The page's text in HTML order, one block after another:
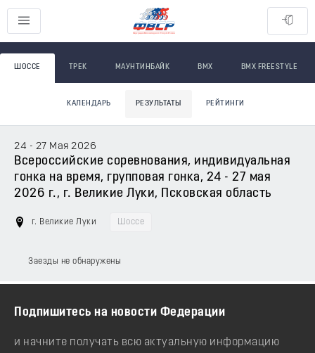
ШОССЕ ТРЕК МАУНТИНБАЙК BMX BMX FREESTYLE
КАЛЕНДАРЬ РЕЗУЛЬТАТЫ РЕЙТИНГИ
24 - 27 Мая 2026
Всероссийские соревнования, индивидуальная
гонка на время, групповая гонка, 24 - 27 мая
2026 г., г. Великие Луки, Псковская область
г. Великие Луки Шоссе
Заезды не обнаружены
Подпишитесь на новости Федерации
и начните получать всю актуальную информацию